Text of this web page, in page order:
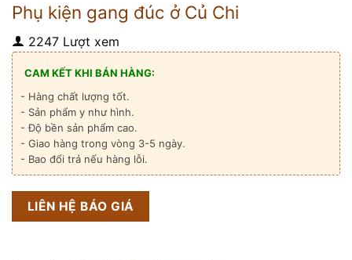
Phụ kiện gang đúc ở Củ Chi
2247 Lượt xem
CAM KẾT KHI BÁN HÀNG:
- Hàng chất lượng tốt.
- Sản phẩm y như hình.
- Độ bền sản phẩm cao.
- Giao hàng trong vòng 3-5 ngày.
- Bao đổi trả nếu hàng lỗi.
LIÊN HỆ BÁO GIÁ